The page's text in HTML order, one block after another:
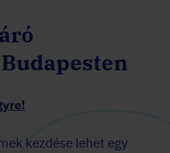
kezdése lehet egy